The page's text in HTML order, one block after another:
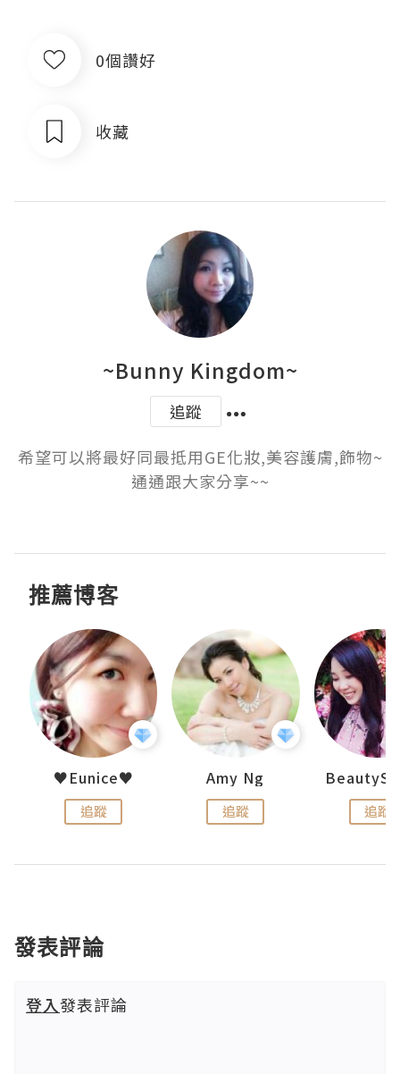
0個讚好
收藏
~Bunny Kingdom~
追蹤
希望可以將最好同最抵用GE化妝,美容護膚,飾物~
通通跟大家分享~~
推薦博客
♥Eunice♥
追蹤
Amy Ng
追蹤 追蹤
發表評論
登入發表評論